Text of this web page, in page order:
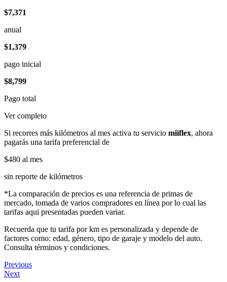
$7,371
anual
$1,379
pago inicial
$8,799
Pago total
Ver completo
Si recorres más kilómetros al mes activa tu servicio miiflex, ahora
pagarás una tarifa preferencial de
$480 al mes
sin reporte de kilómetros
*La comparación de precios es una referencia de primas de
mercado, tomada de varios compradores en línea por lo cual las
tarifas aqui presentadas pueden variar.
Recuerda que tu tarifa por km es personalizada y depende de
factores como: edad, género, tipo de garaje y modelo del auto.
Consulta términos y condiciones.
Previous
Next